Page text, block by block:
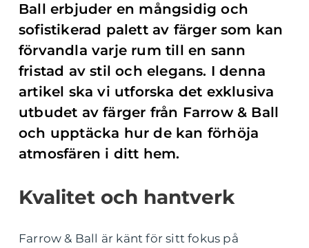
Ball erbjuder en mångsidig och
sofistikerad palett av färger som kan
förvandla varje rum till en sann
fristad av stil och elegans. I denna
artikel ska vi utforska det exklusiva
utbudet av färger från Farrow & Ball
och upptäcka hur de kan förhöja
atmosfären i ditt hem.
Kvalitet och hantverk
Farrow & Ball är känt för sitt fokus på